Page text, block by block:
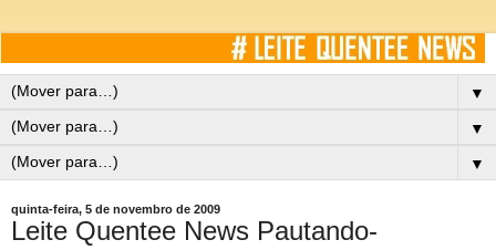
▼
▼
▼
quinta-feira, 5 de novembro de 2009
Leite Quentee News Pautando-